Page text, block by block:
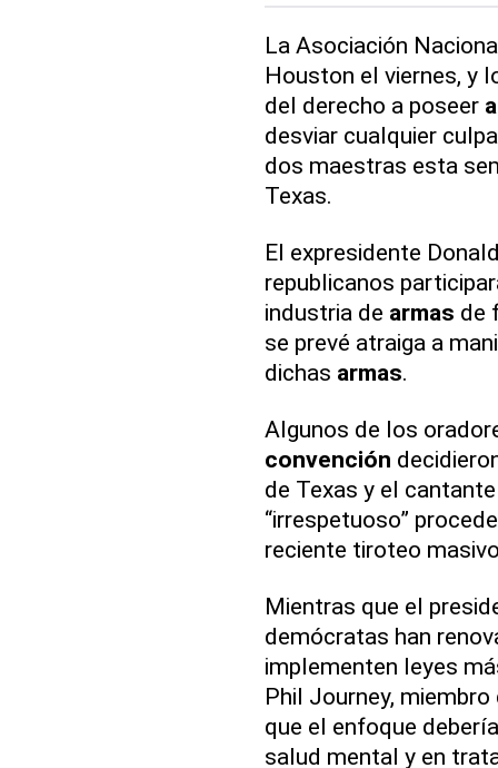
La Asociación
Houston el viernes, y
del derecho a poseer
desviar cualquier
dos maestras esta
Texas.
El expresidente
republicanos
industria de armas de
se prevé atraiga a
dichas armas.
Algunos de los
convención
de Texas y el
“irrespetuoso”
reciente tiroteo
Mientras que el
demócratas han
implementen leyes
Phil Journey,
que el enfoque
salud mental y en